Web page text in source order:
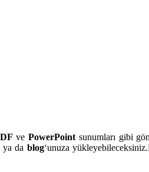
ve PowerPoint sunumları gibi
ya da blog‘unuza